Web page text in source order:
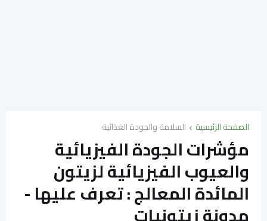
الصفحة الرئيسية السلامة والجودة الغذائية
مؤشرات الجودة الفيزيائية
والعيوب الفيزيائية لزيتون
المائدة المعالج : تعرف عليها -